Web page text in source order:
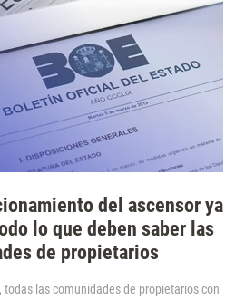
del ascensor ya
lo que deben saber las
de propietarios
todas las comunidades de propietarios con